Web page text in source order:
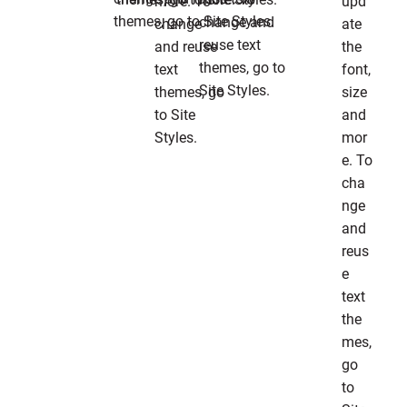
ate
the
font,
size
and
mor
e. To
cha
nge
and
reus
e
text
the
mes,
go
to
change
and reuse
text
themes, go
to Site
Styles.
change and
reuse text
themes, go to
Site Styles.
themes, go to Site Styles.